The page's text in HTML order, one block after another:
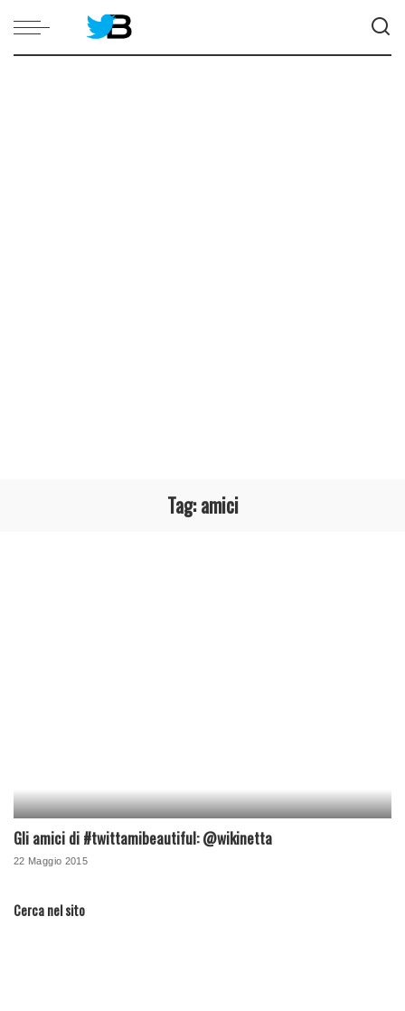
Tag:amici
Gli amici di #twittamibeautiful: @wikinetta
22 Maggio 2015
Cerca nel sito